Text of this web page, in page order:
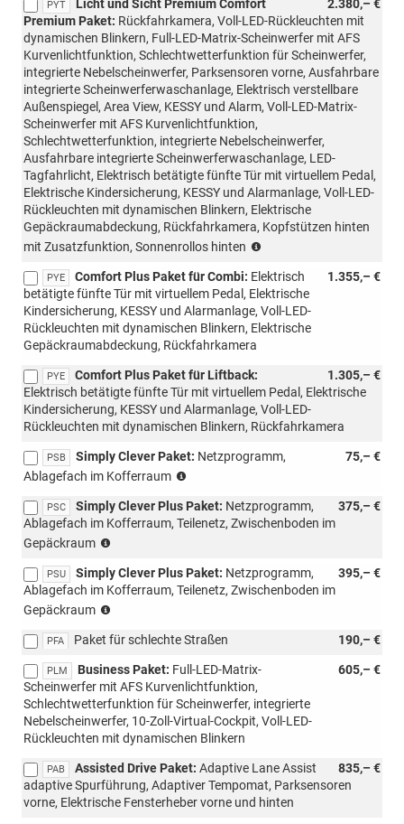
PTB/PTC/
möglich,
nicht
mit
Loft,
Liftback/
möglich)
PYT 2.380,– €
Licht und Sicht Premium Comfort
Premium Paket: Rückfahrkamera, Voll-LED-Rückleuchten mit
dynamischen Blinkern, Full-LED-Matrix-Scheinwerfer mit AFS
Kurvenlichtfunktion, Schlechtwetterfunktion für Scheinwerfer,
integrierte Nebelscheinwerfer, Parksensoren vorne, Ausfahrbare
integrierte Scheinwerferwaschanlage, Elektrisch verstellbare
Außenspiegel, Area View, KESSY und Alarm, Voll-LED-Matrix-
Scheinwerfer mit AFS Kurvenlichtfunktion,
Schlechtwetterfunktion, integrierte Nebelscheinwerfer,
Ausfahrbare integrierte Scheinwerferwaschanlage, LED-
Tagfahrlicht, Elektrisch betätigte fünfte Tür mit virtuellem Pedal,
Elektrische Kindersicherung, KESSY und Alarmanlage, Voll-LED-
Rückleuchten mit dynamischen Blinkern, Elektrische
Gepäckraumabdeckung, Rückfahrkamera, Kopfstützen hinten
mit Zusatzfunktion, Sonnenrollos hinten
PTB/PTC/PAW/PAP
möglich,
nicht
mit
für
Combi)
PYE 1.355,– €
Comfort Plus Paket für Combi: Elektrisch
betätigte fünfte Tür mit virtuellem Pedal, Elektrische
Kindersicherung, KESSY und Alarmanlage, Voll-LED-
Rückleuchten mit dynamischen Blinkern, Elektrische
Gepäckraumabdeckung, Rückfahrkamera
PYE 1.305,– €
Comfort Plus Paket für Liftback:
Elektrisch betätigte fünfte Tür mit virtuellem Pedal, Elektrische
Kindersicherung, KESSY und Alarmanlage, Voll-LED-
Rückleuchten mit dynamischen Blinkern, Rückfahrkamera
PSB 75,– €
Simply Clever Paket: Netzprogramm,
Ablagefach im Kofferraum
m-
HEV,
PSC 375,– €
Simply Clever Plus Paket: Netzprogramm,
Ablagefach im Kofferraum, Teilenetz, Zwischenboden im
Gepäckraum
m-
HEV,
PSU 395,– €
Simply Clever Plus Paket: Netzprogramm,
Ablagefach im Kofferraum, Teilenetz, Zwischenboden im
Gepäckraum
für
HEV,
mit
PWC/WD4/WD5)
PFA 190,– €
Paket für schlechte Straßen
PLM 605,– €
Business Paket: Full-LED-Matrix-
Scheinwerfer mit AFS Kurvenlichtfunktion,
Schlechtwetterfunktion für Scheinwerfer, integrierte
Nebelscheinwerfer, 10-Zoll-Virtual-Cockpit, Voll-LED-
Rückleuchten mit dynamischen Blinkern
PAB 835,– €
Assisted Drive Paket: Adaptive Lane Assist
adaptive Spurführung, Adaptiver Tempomat, Parksensoren
vorne, Elektrische Fensterheber vorne und hinten